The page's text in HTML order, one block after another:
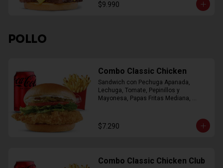
$9.990
POLLO
Combo Classic Chicken
Sandwich con Pechuga Apanada,
Lechuga, Tomate, Pepinillos y
Mayonesa, Papas Fritas Mediana,
$7.290
Combo Classic Chicken Club